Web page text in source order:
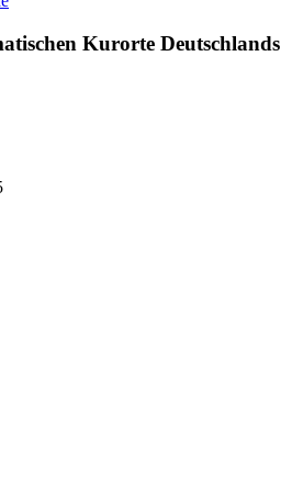
Kurorte Deutschlands